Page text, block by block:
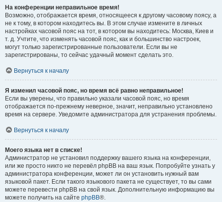
На конференции неправильное время!
Возможно, отображается время, относящееся к другому часовому поясу, а
не к тому, в котором находитесь вы. В этом случае измените в личных
настройках часовой пояс на тот, в котором вы находитесь: Москва, Киев и
т. д. Учтите, что изменять часовой пояс, как и большинство настроек,
могут только зарегистрированные пользователи. Если вы не
зарегистрированы, то сейчас удачный момент сделать это.
Вернуться к началу
Я изменил часовой пояс, но время всё равно неправильное!
Если вы уверены, что правильно указали часовой пояс, но время
отображается по-прежнему неверное, значит, неправильно установлено
время на сервере. Уведомите администратора для устранения проблемы.
Вернуться к началу
Моего языка нет в списке!
Администратор не установил поддержку вашего языка на конференции,
или же просто никто не перевёл phpBB на ваш язык. Попробуйте узнать у
администратора конференции, может ли он установить нужный вам
языковой пакет. Если такого языкового пакета не существует, то вы сами
можете перевести phpBB на свой язык. Дополнительную информацию вы
можете получить на сайте phpBB®.